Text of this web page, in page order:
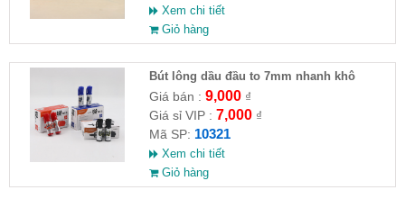
Xem chi tiết
Giỏ hàng
Bút lông dầu đầu to 7mm nhanh khô
Giá bán : 9,000₫
Giá sỉ VIP : 7,000₫
Mã SP: 10321
Xem chi tiết
Giỏ hàng